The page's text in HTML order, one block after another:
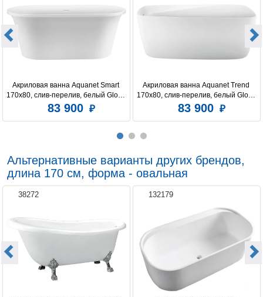
Ориентация Универсальная
предусмотрена
Диаметр слива ванны, см
5.2
Количество человек 1
Подводная подсветка
нет, установка не
Управление
нет
Ручки
нет, установка не
Подголовник
Подлокотники нет
Встроенное сиденье нет
Экран
установка не
предусмотрена
Акриловая ванна Aquanet Smart
170x80, слив-перелив, белый Gloss
Finish
83 900
Акриловая ванна Aquanet Trend
170x80, слив-перелив, белый Gloss
Finish
83 900
Альтернативные варианты других брендов,
длина 170 см, форма - овальная
38272 132179